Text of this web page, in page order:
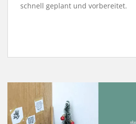
schnell geplant und vorbereitet.